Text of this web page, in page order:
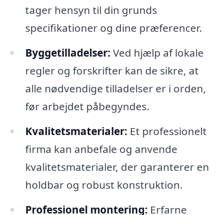
tager hensyn til din grunds
specifikationer og dine præferencer.
Byggetilladelser: Ved hjælp af lokale
regler og forskrifter kan de sikre, at
alle nødvendige tilladelser er i orden,
før arbejdet påbegyndes.
Kvalitetsmaterialer: Et professionelt
firma kan anbefale og anvende
kvalitetsmaterialer, der garanterer en
holdbar og robust konstruktion.
Professionel montering: Erfarne